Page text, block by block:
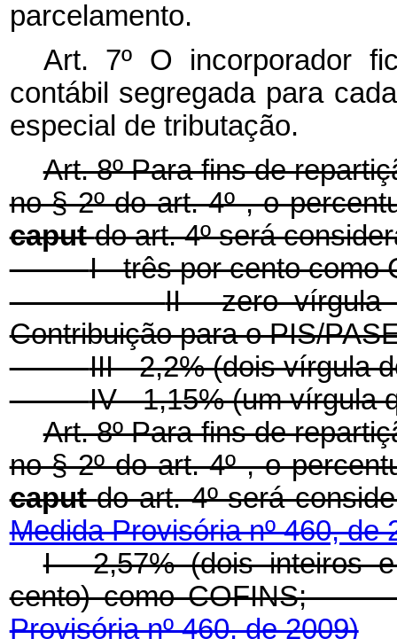
parcelamento.
Art. 7º O incorporador
contábil segregada para
especial de tributação.
Art. 8º Para fins de
no § 2º do art. 4º , o
caputdo art. 4º será
I - três por cento como
II - zero vírgula
Contribuição para o PIS/
III - 2,2% (dois vírgula
IV - 1,15% (um vírgula
Art. 8º Para fins de
no § 2º do art. 4º , o
caputdo art. 4º será
Medida Provisória nº 460, de
I - 2,57% (dois inteiros
cento) como
Provisória nº 460, de 2009)